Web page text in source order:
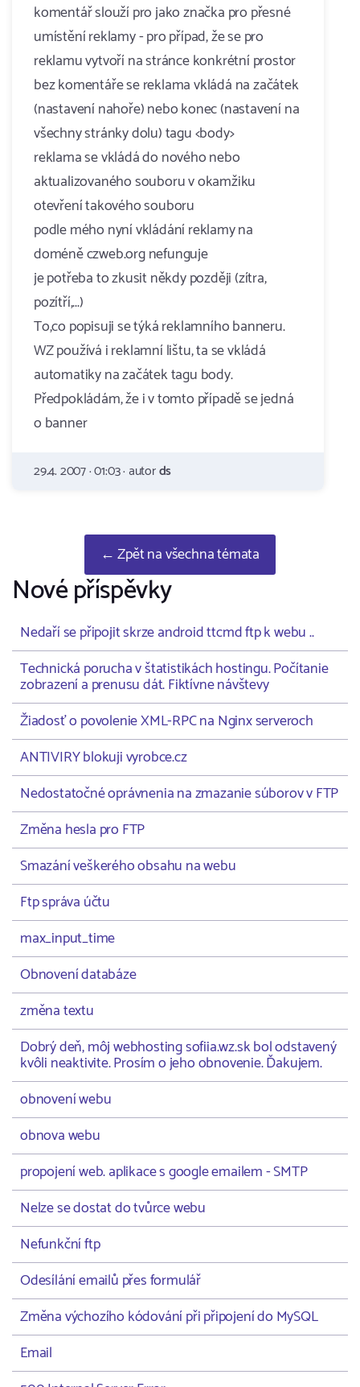
komentář slouží pro jako značka pro přesné
umístění reklamy - pro případ, že se pro
reklamu vytvoří na stránce konkrétní prostor
bez komentáře se reklama vkládá na začátek
(nastavení nahoře) nebo konec (nastavení na
všechny stránky dolu) tagu <body>
reklama se vkládá do nového nebo
aktualizovaného souboru v okamžiku
otevření takového souboru
podle mého nyní vkládání reklamy na
doméně czweb.org nefunguje
je potřeba to zkusit někdy později (zítra,
pozítří,...)
To,co popisuji se týká reklamního banneru.
WZ používá i reklamní lištu, ta se vkládá
automatiky na začátek tagu body.
Předpokládám, že i v tomto případě se jedná
o banner
29.4. 2007 · 01:03 · autords
← Zpět na všechna témata
Nové příspěvky
Nedaří se připojit skrze android ttcmd ftp k webu ..
Technická porucha v štatistikách hostingu. Počítanie
zobrazení a prenusu dát. Fiktívne návštevy
Žiadosť o povolenie XML-RPC na Nginx serveroch
ANTIVIRY blokuji vyrobce.cz
Nedostatočné oprávnenia na zmazanie súborov v FTP
Změna hesla pro FTP
Smazání veškerého obsahu na webu
Ftp správa účtu
max_input_time
Obnovení databáze
změna textu
Dobrý deň, môj webhosting sofiia.wz.sk bol odstavený
kvôli neaktivite. Prosím o jeho obnovenie. Ďakujem.
obnovení webu
obnova webu
propojení web. aplikace s google emailem - SMTP
Nelze se dostat do tvůrce webu
Nefunkční ftp
Odesílání emailů přes formulář
Změna výchozího kódování při připojení do MySQL
Email